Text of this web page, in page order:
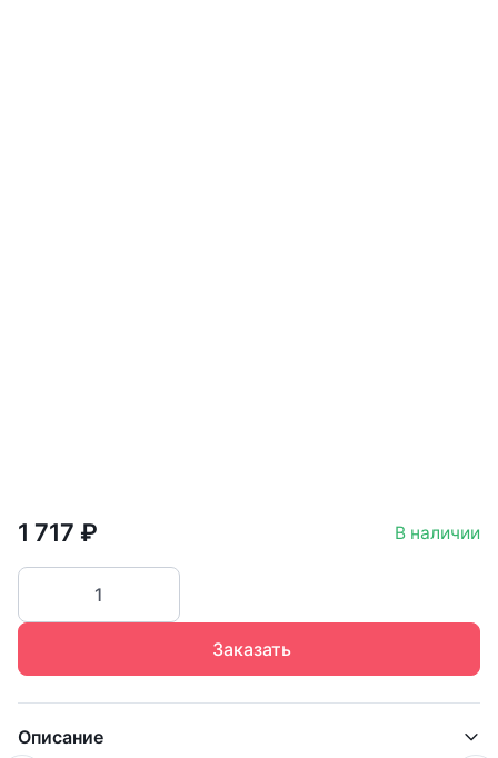
1 717 ₽ В наличии
Заказать
Описание